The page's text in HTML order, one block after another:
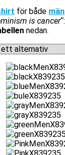
för både män
is cancer“:
nedan.